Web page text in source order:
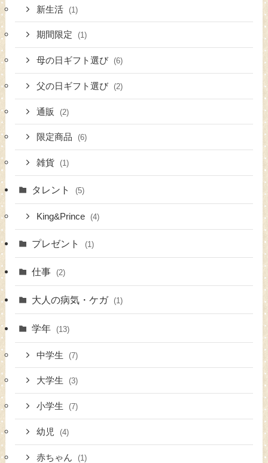
新生活 (1)
期間限定 (1)
母の日ギフト選び (6)
父の日ギフト選び (2)
通販 (2)
限定商品 (6)
雑貨 (1)
タレント (5)
King&Prince (4)
プレゼント (1)
仕事 (2)
大人の病気・ケガ (1)
学年 (13)
中学生 (7)
大学生 (3)
小学生 (7)
幼児 (4)
赤ちゃん (1)